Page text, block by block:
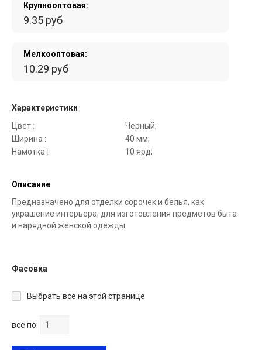
Крупнооптовая:
9.35 руб
Мелкооптовая:
10.29 руб
Характеристики
Цвет :
Черный;
Ширина :
40 мм;
Намотка :
10 ярд;
Описание
Предназначено для отделки сорочек и белья, как
украшение интерьера, для изготовления предметов быта
и нарядной женской одежды.
Фасовка
Выбрать все на этой странице
все по: